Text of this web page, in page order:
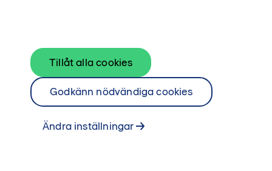
Ändra inställningar
Godkänn nödvändiga cookies
Tillåt alla cookies